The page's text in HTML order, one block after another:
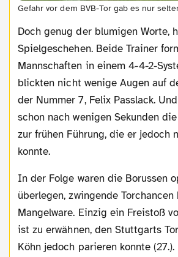
Gefahr vor dem BVB-Tor gab es nur
Doch genug der blumigen Worte, hinein ins
Spielgeschehen. Beide Trainer
Mannschaften in einem 4-4-2-
blickten nicht wenige Augen auf
der Nummer 7, Felix Passlack.
schon nach wenigen Sekunden
zur frühen Führung, die er jedoch
konnte.
In der Folge waren die Borussen optisch zwar
überlegen, zwingende
Mangelware. Einzig ein Freistoß
ist zu erwähnen, den Stuttgarts
Köhn jedoch parieren konnte (27.).